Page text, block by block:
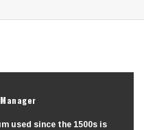
used since the 1500s is